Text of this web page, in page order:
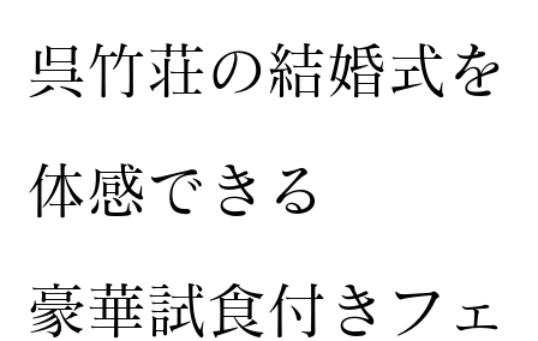
​呉竹荘の結婚式を
体感できる
豪華試食付きフェ